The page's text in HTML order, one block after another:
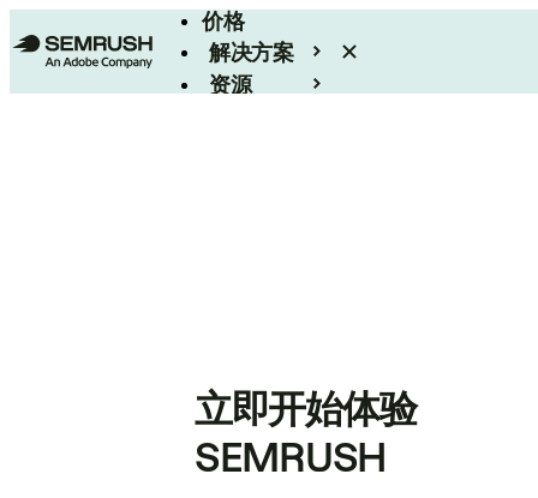
价格
解决方案
资源
立即开始体验
SEMRUSH